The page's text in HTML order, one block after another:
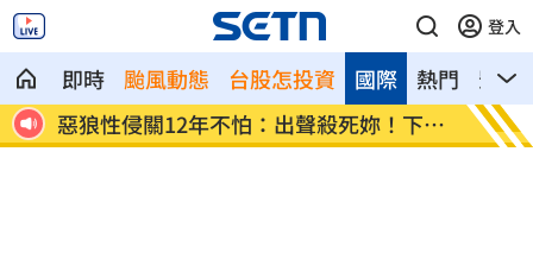
登入
即時 颱風動態 台股怎投資 熱門 影音
國際
場
上架4天賣掉 為何台灣人狂買中古電動車
昔暴
曝